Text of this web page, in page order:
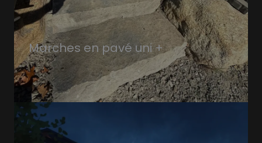
Marches en pavé uni +